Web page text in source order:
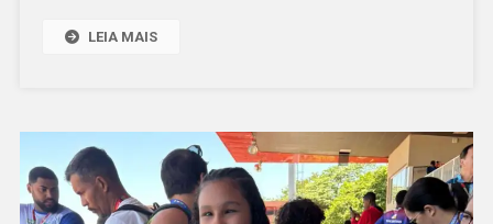
LEIA MAIS